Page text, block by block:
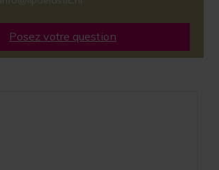
Posez votre question